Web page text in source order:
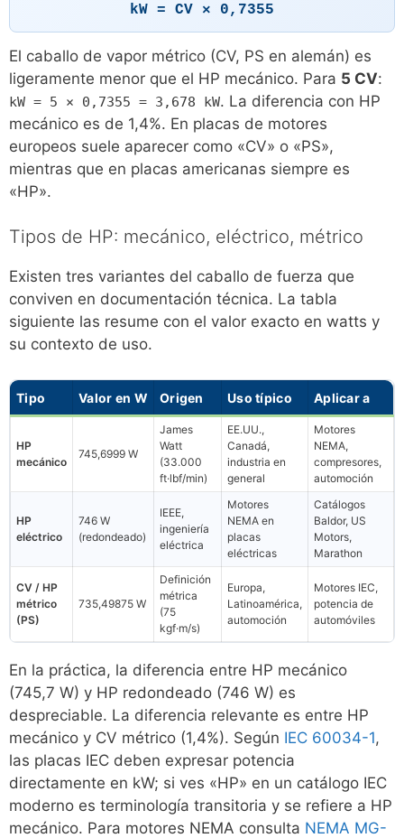
kW = CV × 0,7355
El caballo de vapor métrico (CV, PS en alemán) es
ligeramente menor que el HP mecánico. Para 5 CV:
kW = 5 × 0,7355 = 3,678 kW. La diferencia con HP
mecánico es de 1,4%. En placas de motores
europeos suele aparecer como «CV» o «PS»,
mientras que en placas americanas siempre es
«HP».
Tipos de HP: mecánico, eléctrico, métrico
Existen tres variantes del caballo de fuerza que
conviven en documentación técnica. La tabla
siguiente las resume con el valor exacto en watts y
su contexto de uso.
Tipo Valor en W Origen Uso típico Aplicar a
HP
mecánico
745,6999 W
James
Watt
(33.000
ft·lbf/min)
EE.UU.,
Canadá,
industria en
general
Motores
NEMA,
compresores,
automoción
HP
eléctrico
746 W
(redondeado)
IEEE,
ingeniería
eléctrica
Motores
NEMA en
placas
eléctricas
Catálogos
Baldor, US
Motors,
Marathon
CV / HP
métrico
(PS)
735,49875 W
Definición
métrica
(75
kgf·m/s)
Europa,
Latinoamérica,
automoción
Motores IEC,
potencia de
automóviles
En la práctica, la diferencia entre HP mecánico
(745,7 W) y HP redondeado (746 W) es
despreciable. La diferencia relevante es entre HP
mecánico y CV métrico (1,4%). Según IEC 60034-1,
las placas IEC deben expresar potencia
directamente en kW; si ves «HP» en un catálogo IEC
moderno es terminología transitoria y se refiere a HP
mecánico. Para motores NEMA consulta NEMA MG-